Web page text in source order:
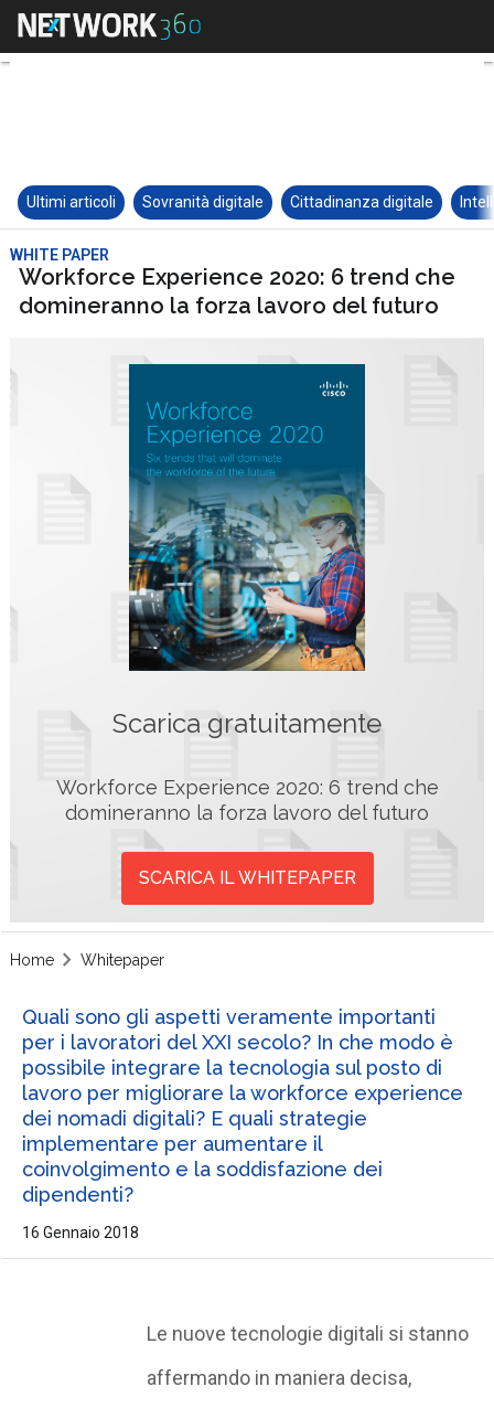
Ultimi articoli Sovranità digitale Cittadinanza digitale
WHITE PAPER
Workforce Experience 2020: 6 trend che
domineranno la forza lavoro del futuro
Scarica gratuitamente
Workforce Experience 2020: 6 trend che
domineranno la forza lavoro del futuro
SCARICA IL WHITEPAPER
Home Whitepaper
Quali sono gli aspetti veramente importanti
per i lavoratori del XXI secolo? In che modo è
possibile integrare la tecnologia sul posto di
lavoro per migliorare la workforce experience
dei nomadi digitali? E quali strategie
implementare per aumentare il
coinvolgimento e la soddisfazione dei
dipendenti?
16 Gennaio 2018
Le nuove tecnologie digitali si stanno
affermando in maniera decisa,